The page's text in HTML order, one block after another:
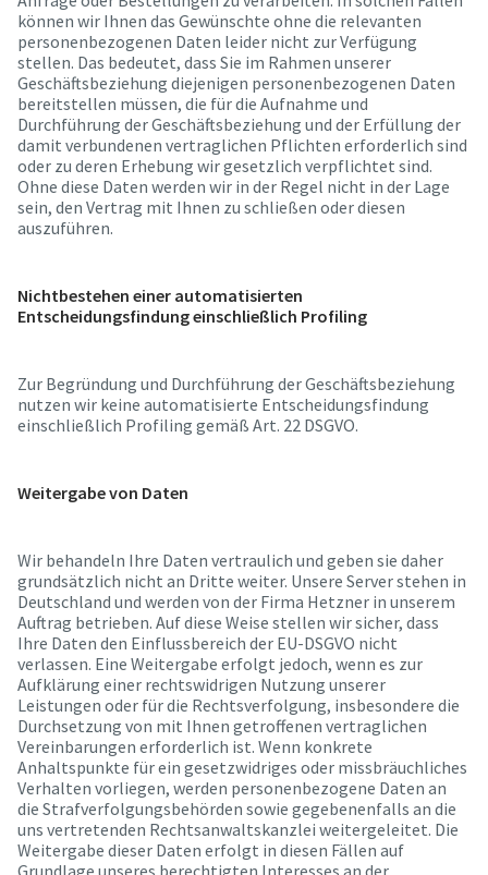
können wir Ihnen das Gewünschte ohne die relevanten
personenbezogenen Daten leider nicht zur Verfügung
stellen. Das bedeutet, dass Sie im Rahmen unserer
Geschäftsbeziehung diejenigen personenbezogenen Daten
bereitstellen müssen, die für die Aufnahme und
Durchführung der Geschäftsbeziehung und der Erfüllung der
damit verbundenen vertraglichen Pflichten erforderlich sind
oder zu deren Erhebung wir gesetzlich verpflichtet sind.
Ohne diese Daten werden wir in der Regel nicht in der Lage
sein, den Vertrag mit Ihnen zu schließen oder diesen
auszuführen.
Nichtbestehen einer automatisierten
Entscheidungsfindung einschließlich Profiling
Zur Begründung und Durchführung der Geschäftsbeziehung
nutzen wir keine automatisierte Entscheidungsfindung
einschließlich Profiling gemäß Art. 22 DSGVO.
Weitergabe von Daten
Wir behandeln Ihre Daten vertraulich und geben sie daher
grundsätzlich nicht an Dritte weiter. Unsere Server stehen in
Deutschland und werden von der Firma Hetzner in unserem
Auftrag betrieben. Auf diese Weise stellen wir sicher, dass
Ihre Daten den Einflussbereich der EU-DSGVO nicht
verlassen. Eine Weitergabe erfolgt jedoch, wenn es zur
Aufklärung einer rechtswidrigen Nutzung unserer
Leistungen oder für die Rechtsverfolgung, insbesondere die
Durchsetzung von mit Ihnen getroffenen vertraglichen
Vereinbarungen erforderlich ist. Wenn konkrete
Anhaltspunkte für ein gesetzwidriges oder missbräuchliches
Verhalten vorliegen, werden personenbezogene Daten an
die Strafverfolgungsbehörden sowie gegebenenfalls an die
uns vertretenden Rechtsanwaltskanzlei weitergeleitet. Die
Weitergabe dieser Daten erfolgt in diesen Fällen auf